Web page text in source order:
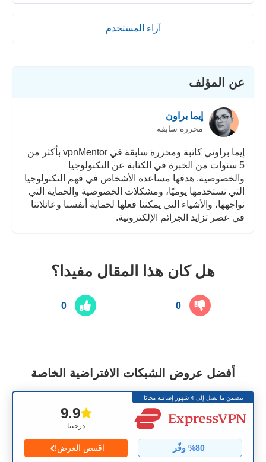
آراء المستخدم
عن المؤلف
إيما براون
محررة سابقة
إيما براوني كاتبة ومحررة سابقة في vpnMentor بأكثر من
5 سنوات من الخبرة في الكتابة عن التكنولوجيا
والخصوصية. هدفها مساعدة الأشخاص في فهم التكنولوجيا
التي نستخدمها يوميًا، ومشكلات الخصوصية والحماية التي
نواجهها، والأشياء التي يمكننا فعلها لحماية أنفسنا وعائلاتنا
في عصر تزايد الجرائم الإلكترونية.
هل كان هذا المقال مفيدا؟
0 0
أفضل عروض الشبكات الافتراضية الخاصة
تتضمن ما يصل إلى 4 شهور إضافية مجانًا!
درجتنا
9.9
80% وفّر اقتنص العرض!